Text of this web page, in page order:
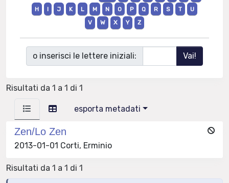
H
I J K L M N O P Q R S T
U
V
W X Y Z
o inserisci le lettere iniziali:
Risultati da 1 a 1 di 1
esporta metadati
Zen/Lo Zen
2013-01-01 Corti, Erminio
Risultati da 1 a 1 di 1